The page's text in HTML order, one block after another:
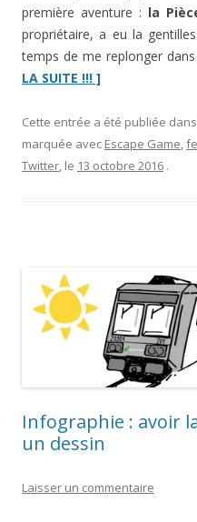
première aventure : la
propriétaire, a eu la
temps de me replonger
LA SUITE !!! ]“
l’escape
game
romanesque”
Cette entrée a été publiée dans
marquée avec Escape Game,
Twitter, le 13 octobre 2016 .
Infographie : avoir
un dessin
Laisser un commentaire